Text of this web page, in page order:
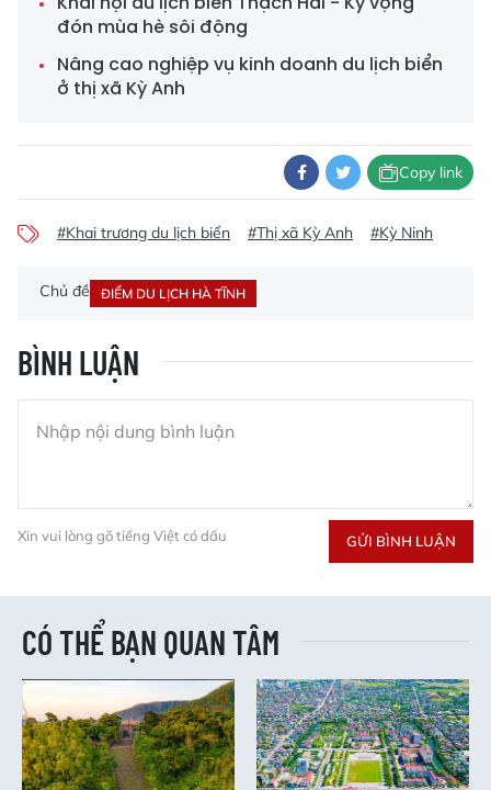
đón mùa hè sôi động
Nâng cao nghiệp vụ kinh doanh du lịch biển
ở thị xã Kỳ Anh
Copy link
#Khai trương du lịch biển #Thị xã Kỳ Anh #Kỳ Ninh
Chủ đề ĐIỂM DU LỊCH HÀ TĨNH
BÌNH LUẬN
Xin vui lòng gõ tiếng Việt có dấu GỬI BÌNH LUẬN
CÓ THỂ BẠN QUAN TÂM